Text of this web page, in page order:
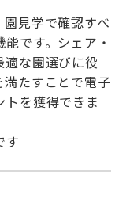
見学で確認すべ
です。シェア・
な園選びに役
たすことで電子
を獲得できま
す